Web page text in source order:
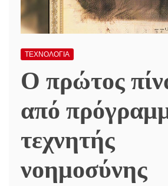
ΤΕΧΝΟΛΟΓΙΑ
Ο πρώτος
από
τεχνητής
νοημοσύνης